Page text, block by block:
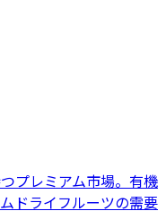
プレミアム市場。有機
ドライフルーツの需要